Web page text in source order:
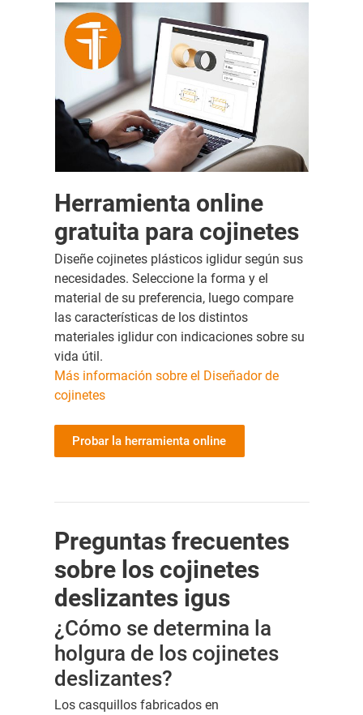
Herramienta online
gratuita para cojinetes
Diseñe cojinetes plásticos iglidur según sus
necesidades. Seleccione la forma y el
material de su preferencia, luego compare
las características de los distintos
materiales iglidur con indicaciones sobre su
vida útil.
Más información sobre el Diseñador de
cojinetes
Probar la herramienta online
Preguntas frecuentes
sobre los cojinetes
deslizantes igus
¿Cómo se determina la
holgura de los cojinetes
deslizantes?
Los casquillos fabricados en